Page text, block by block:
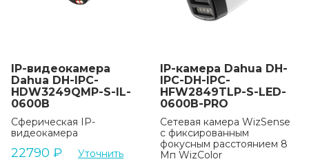
IP-видеокамера
Dahua DH-IPC-
HDW3249QMP-S-IL-
0600B
Сферическая IP-
видеокамера
22790 ₽ Уточнить
IP-камера Dahua DH-
IPC-DH-IPC-
HFW2849TLP-S-LED-
0600B-PRO
Сетевая камера WizSense
с фиксированным
фокусным расстоянием 8
Мп WizColor